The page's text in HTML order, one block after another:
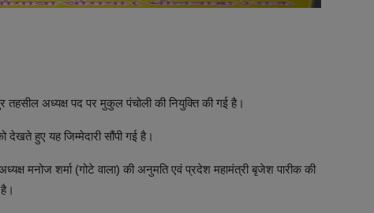
तहसील अध्यक्ष पद पर मुकुल पंचोली की नियुक्ति की गई है।
देखते हुए यह जिम्मेदारी सौंपी गई है।
मनोज शर्मा (गोटे वाला) की अनुमति एवं प्रदेश महामंत्री बृजेश पारीक की